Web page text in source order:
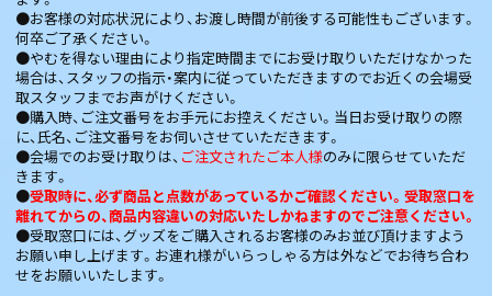
●お客様の対応状況により、お渡し時間が前後する可能性もございます。
何卒ご了承ください。
●やむを得ない理由により指定時間までにお受け取りいただけなかった
場合は、スタッフの指示・案内に従っていただきますのでお近くの会場受
取スタッフまでお声がけください。
●購入時、ご注文番号をお手元にお控えください。当日お受け取りの際
に、氏名、ご注文番号をお伺いさせていただきます。
●会場でのお受け取りは、 ご注文されたご本人様のみに限らせていただ
きます。
●受取時に、必ず商品と点数があっているかご確認ください。受取窓口を
離れてからの、商品内容違いの対応いたしかねますのでご注意ください。
●受取窓口には、グッズをご購入されるお客様のみお並び頂けますよう
お願い申し上げます。お連れ様がいらっしゃる方は外などでお待ち合わ
せをお願いいたします。